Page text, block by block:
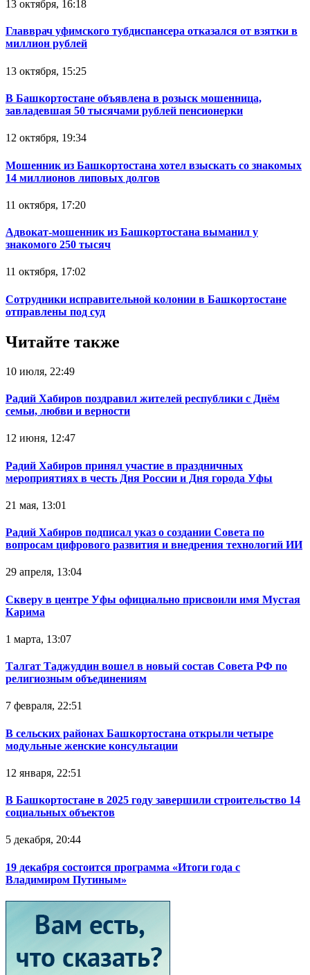
13 октября, 16:18
Главврач уфимского тубдиспансера отказался от взятки в
миллион рублей
13 октября, 15:25
В Башкортостане объявлена в розыск мошенница,
завладевшая 50 тысячами рублей пенсионерки
12 октября, 19:34
Мошенник из Башкортостана хотел взыскать со знакомых
14 миллионов липовых долгов
11 октября, 17:20
Адвокат-мошенник из Башкортостана выманил у
знакомого 250 тысяч
11 октября, 17:02
Сотрудники исправительной колонии в Башкортостане
отправлены под суд
Читайте также
10 июля, 22:49
Радий Хабиров поздравил жителей республики с Днём
семьи, любви и верности
12 июня, 12:47
Радий Хабиров принял участие в праздничных
мероприятиях в честь Дня России и Дня города Уфы
21 мая, 13:01
Радий Хабиров подписал указ о создании Совета по
вопросам цифрового развития и внедрения технологий ИИ
29 апреля, 13:04
Скверу в центре Уфы официально присвоили имя Мустая
Карима
1 марта, 13:07
Талгат Таджуддин вошел в новый состав Совета РФ по
религиозным объединениям
7 февраля, 22:51
В сельских районах Башкортостана открыли четыре
модульные женские консультации
12 января, 22:51
В Башкортостане в 2025 году завершили строительство 14
социальных объектов
5 декабря, 20:44
19 декабря состоится программа «Итоги года с
Владимиром Путиным»